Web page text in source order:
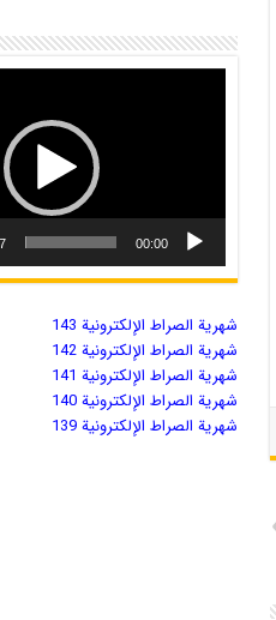
00:00
شهریة الصراط الإلكترونية 143
شهریة الصراط الإلكترونية 142
شهریة الصراط الإلكترونية 141
شهریة الصراط الإلكترونية 140
شهریة الصراط الإلكترونية 139